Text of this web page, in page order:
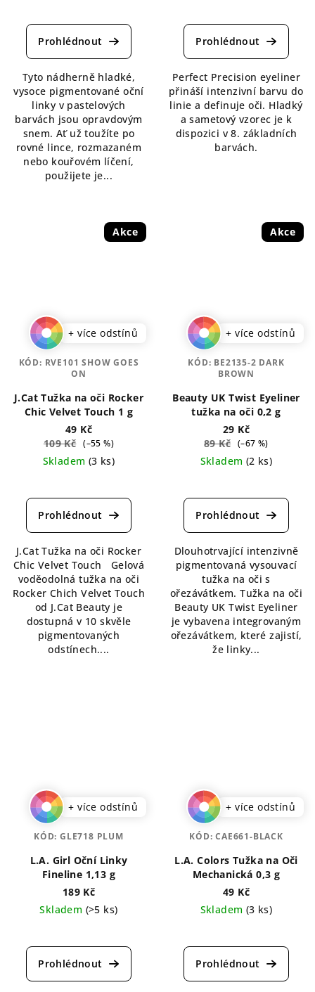
hodnocení
produktu
z
5
hvězdiček.
Tyto nádherně hladké,
vysoce pigmentované oční
linky v pastelových
barvách jsou opravdovým
snem. Ať už toužíte po
rovné lince, rozmazaném
nebo kouřovém líčení,
použijete je...
hodnocení
produktu
z
5
hvězdiček.
Perfect Precision eyeliner
přináší intenzivní barvu do
linie a definuje oči. Hladký
a sametový vzorec je k
dispozici v 8. základních
barvách.
Akce
+ více odstínů
J.Cat Tužka na oči Rocker
Chic Velvet Touch 1 g
49 Kč
109 Kč (–55 %)
Skladem (3 ks)
hodnocení
produktu
z
5
hvězdiček.
J.Cat Tužka na oči Rocker
Chic Velvet Touch Gelová
voděodolná tužka na oči
Rocker Chich Velvet Touch
od J.Cat Beauty je
dostupná v 10 skvěle
pigmentovaných
odstínech....
KÓD: RVE101 SHOW GOES
ON
Akce
+ více odstínů
Beauty UK Twist Eyeliner
tužka na oči 0,2 g
29 Kč
89 Kč (–67 %)
Skladem (2 ks)
hodnocení
produktu
z
5
hvězdiček.
Dlouhotrvající intenzivně
pigmentovaná vysouvací
tužka na oči s
ořezávátkem. Tužka na oči
Beauty UK Twist Eyeliner
je vybavena integrovaným
ořezávátkem, které zajistí,
že linky...
KÓD: BE2135-2 DARK
BROWN
+ více odstínů
L.A. Girl Oční Linky
Fineline 1,13 g
189 Kč
Skladem (>5 ks)
hodnocení
produktu
KÓD:GLE718 PLUM
+ více odstínů
L.A. Colors Tužka na Oči
Mechanická 0,3 g
49 Kč
Skladem (3 ks)
hodnocení
produktu
KÓD:CAE661-BLACK